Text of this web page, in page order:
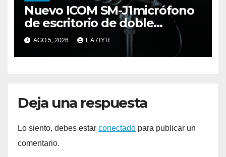
Nuevo ICOM SM-J1micrófono
de escritorio de doble
elemento premium
AGO 5, 2026 EA7IYR
Deja una respuesta
Lo siento, debes estar conectado para publicar un
comentario.